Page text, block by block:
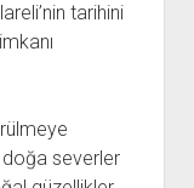
tarihini
doğa severler